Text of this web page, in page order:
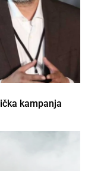
kampanja